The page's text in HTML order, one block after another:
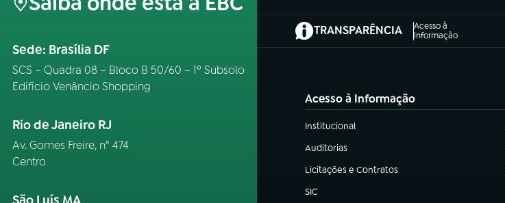
Sede: Brasília DF
SCS – Quadra 08 – Bloco B 50/60 – 1º Subsolo
Edifício Venâncio Shopping
Rio de Janeiro RJ
Av. Gomes Freire, n° 474
Centro
TRANSPARÊNCIA
Acesso à
Informação
(abre em nova aba)
Acesso à Informação
Institucional
(abre em nova aba)
Auditorias
(abre em nova aba)
Licitações e Contratos
(abre em nova aba)
SIC
(abre em nova aba)